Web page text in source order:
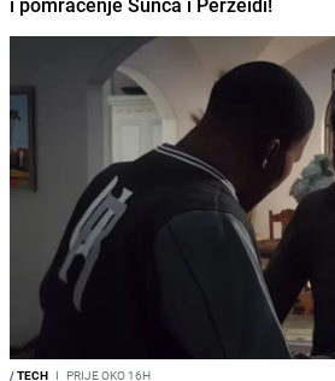
/TECH I PRIJE OKO 16H